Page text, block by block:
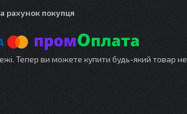
рахунок покупця
Тепер ви можете купити будь-який товар не